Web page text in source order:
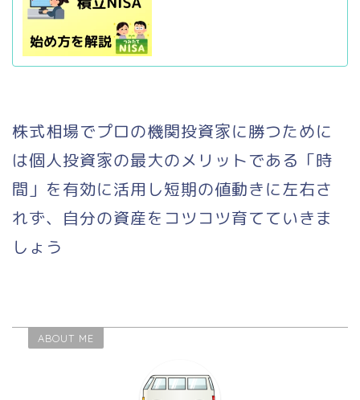
株式相場でプロの機関投資家に勝つために
は個人投資家の最大のメリットである「時
間」を有効に活用し短期の値動きに左右さ
れず、自分の資産をコツコツ育てていきま
しょう
ABOUT ME